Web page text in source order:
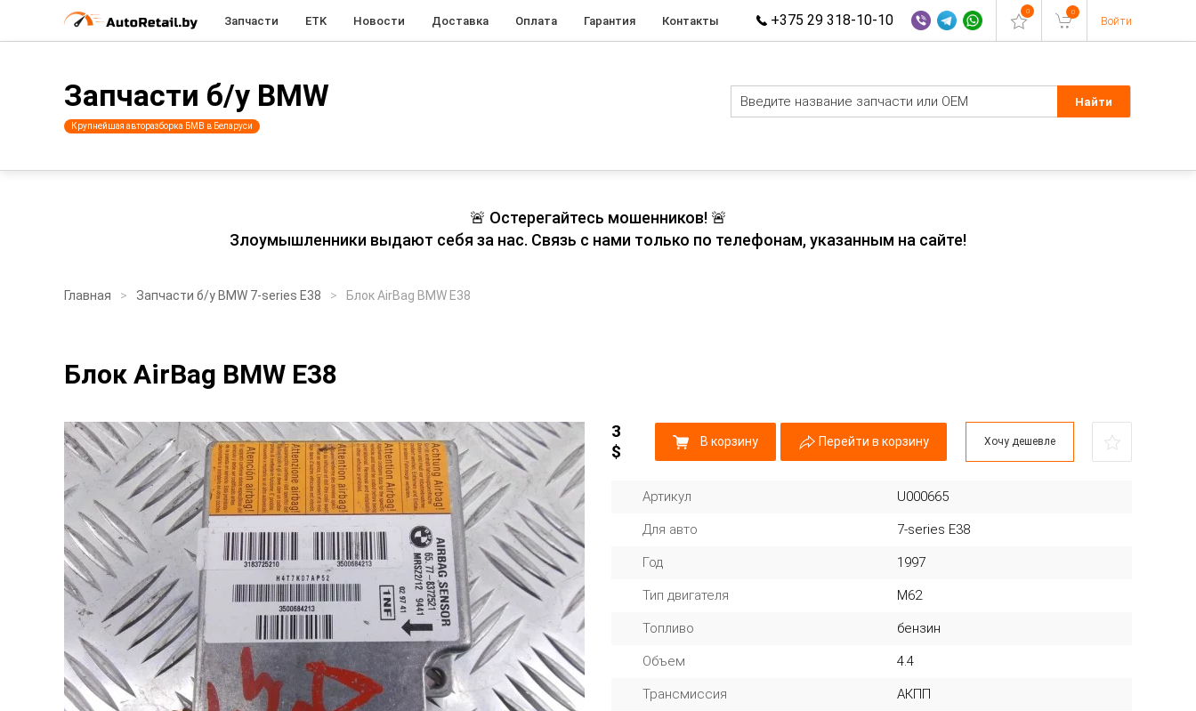
Запчасти ETK Новости Доставка Оплата Гарантия Контакты +375 29 318-10-10 0 0
Войти
Запчасти б/у BMW
Крупнейшая авторазборка БМВ в Беларуси
🚨 Остерегайтесь мошенников! 🚨
Злоумышленники выдают себя за нас. Связь с нами только по телефонам, указанным на сайте!
Главная Запчасти б/у BMW 7-series E38 Блок AirBag BMW E38
Блок AirBag BMW E38
3
$
В корзину Перейти в корзину Хочу дешевле
Артикул U000665
Для авто 7-series E38
Год 1997
Тип двигателя M62
Топливо бензин
Объем 4.4
Трансмиссия АКПП